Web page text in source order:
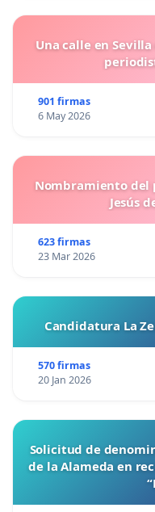
Una calle en
901 firmas
6 May 2026
Nombramiento del
Jesús
623 firmas
23 Mar 2026
Candidatura La
570 firmas
20 Jan 2026
Solicitud de
de la Alameda en